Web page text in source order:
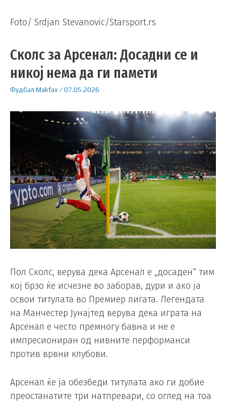
Foto/ Srdjan Stevanovic/Starsport.rs
Сколс за Арсенал: Досадни се и
никој нема да ги памети
Фудбал Makfax/07.05.2026
Пол Сколс, верува дека Арсенал е „досаден“ тим
кој брзо ќе исчезне во заборав, дури и ако ја
освои титулата во Премиер лигата. Легендата
на Манчестер Јунајтед верува дека играта на
Арсенал е често премногу бавна и не е
импресиониран од нивните перформанси
против врвни клубови.
Арсенал ќе ја обезбеди титулата ако ги добие
преостанатите три натпревари, со оглед на тоа